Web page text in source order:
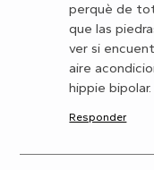
perquè de
que las
ver si
aire
hippie
Responder